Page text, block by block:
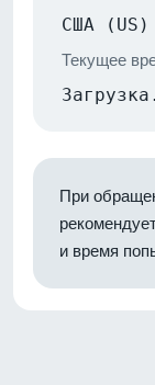
США (US)
Текущее
При
и время